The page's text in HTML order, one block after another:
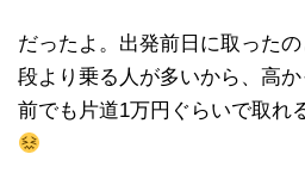
だったよ。出発前日に取った
段より乗る人が多いから、高か
前でも片道1万円ぐらいで取れ